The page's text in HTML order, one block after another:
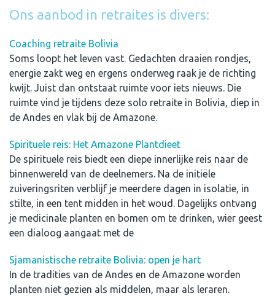
Ons aanbod in retraites is divers:
Coaching retraite Bolivia
Soms loopt het leven vast. Gedachten draaien rondjes,
energie zakt weg en ergens onderweg raak je de richting
kwijt. Juist dan ontstaat ruimte voor iets nieuws. Die
ruimte vind je tijdens deze solo retraite in Bolivia, diep in
de Andes en vlak bij de Amazone.
Spirituele reis: Het Amazone Plantdieet
De spirituele reis biedt een diepe innerlijke reis naar de
binnenwereld van de deelnemers. Na de initiële
zuiveringsriten verblijf je meerdere dagen in isolatie, in
stilte, in een tent midden in het woud. Dagelijks ontvang
je medicinale planten en bomen om te drinken, wier geest
een dialoog aangaat met de
Sjamanistische retraite Bolivia: open je hart
In de tradities van de Andes en de Amazone worden
planten niet gezien als middelen, maar als leraren.